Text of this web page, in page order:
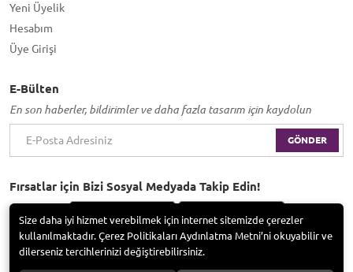
Yeni Üyelik
Hesabım
Üye Girişi
E-Bülten
En son haberler, bildirimler ve daha fazla tasarım için kaydolun
GÖNDER
Fırsatlar için Bizi Sosyal Medyada Takip Edin!
Size daha iyi hizmet verebilmek için internet sitemizde çerezler
kullanılmaktadır. Çerez Politikaları Aydınlatma Metni’ni okuyabilir ve
dilerseniz tercihlerinizi değiştirebilirsiniz.